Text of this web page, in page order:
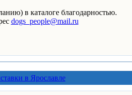
в каталоге благодарностью.
dogs_people@mail.ru
в Ярославле